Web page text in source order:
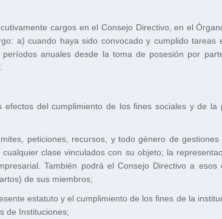
cargos en el Consejo Directivo, en el
a) cuando haya sido convocado y cumplido tareas
anuales desde la toma de posesión por
del cumplimiento de los fines sociales y de la
peticiones, recursos, y todo género de
clase vinculados con su objeto; la
También podrá el Consejo Directivo a esos
de sus miembros;
estatuto y el cumplimiento de los fines de la
de Instituciones;